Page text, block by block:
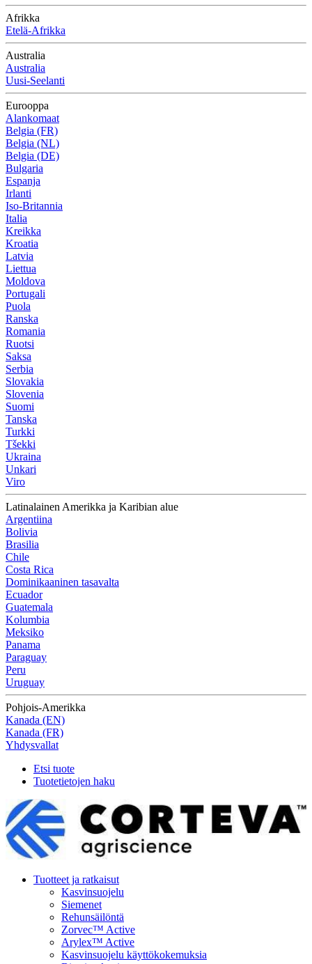
Afrikka
Etelä-Afrikka
Australia
Australia
Uusi-Seelanti
Eurooppa
Alankomaat
Belgia (FR)
Belgia (NL)
Belgia (DE)
Bulgaria
Espanja
Irlanti
Iso-Britannia
Italia
Kreikka
Kroatia
Latvia
Liettua
Moldova
Portugali
Puola
Ranska
Romania
Ruotsi
Saksa
Serbia
Slovakia
Slovenia
Suomi
Tanska
Turkki
Tšekki
Ukraina
Unkari
Viro
Latinalainen Amerikka ja Karibian alue
Argentiina
Bolivia
Brasilia
Chile
Costa Rica
Dominikaaninen tasavalta
Ecuador
Guatemala
Kolumbia
Meksiko
Panama
Paraguay
Peru
Uruguay
Pohjois-Amerikka
Kanada (EN)
Kanada (FR)
Yhdysvallat
Etsi tuote
Tuotetietojen haku
Tuotteet ja ratkaisut
Kasvinsuojelu
Siemenet
Rehunsäilöntä
Zorvec™ Active
Arylex™ Active
Kasvinsuojelu käyttökokemuksia